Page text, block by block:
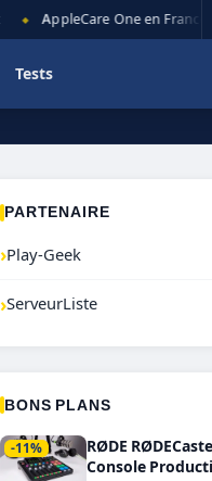
AppleCare One en France :
Tests
PARTENAIRE
›Play-Geek
›ServeurListe
BONS PLANS
-11%
RØDE
Console